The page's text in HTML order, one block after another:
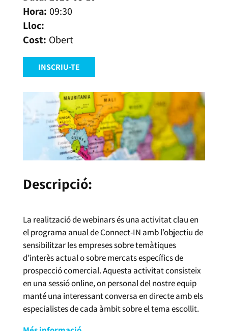
09:30
Obert
INSCRIU-TE
Descripció:
La realització de webinars és una activitat clau en
el programa anual de Connect-IN amb l’objectiu de
sensibilitzar les empreses sobre temàtiques
d’interès actual o sobre mercats específics de
prospecció comercial. Aquesta activitat consisteix
en una sessió online, on personal del nostre equip
manté una interessant conversa en directe amb els
especialistes de cada àmbit sobre el tema escollit.